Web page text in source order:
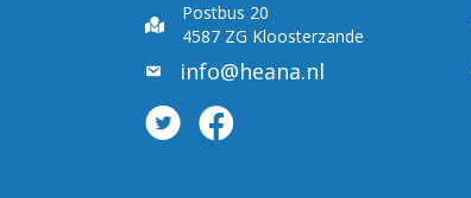
Postbus 20
4587 ZG Kloosterzande
info@heana.nl